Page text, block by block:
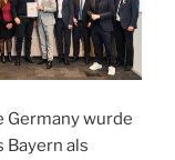
Germany wurde
Bayern als